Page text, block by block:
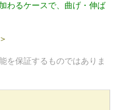
わるケースで、曲げ・伸ば
を保証するものではありま